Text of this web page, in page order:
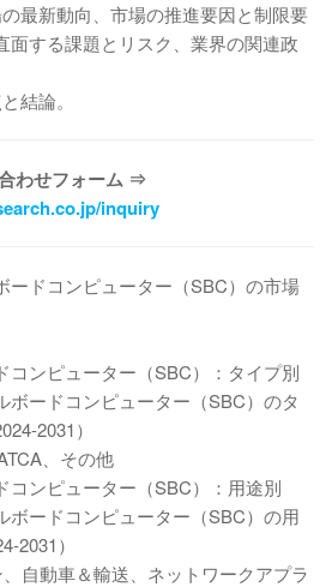
最新動向、市場の推進要因と制限要
面する課題とリスク、業界の関連政
結論。
わせフォーム ⇒
inquiry
ードコンピューター（SBC）の市場
コンピューター（SBC）：タイプ別
ボードコンピューター（SBC）のタ
2031）
、その他
コンピューター（SBC）：用途別
ボードコンピューター（SBC）の用
2031）
自動車＆輸送、ネットワークアプラ